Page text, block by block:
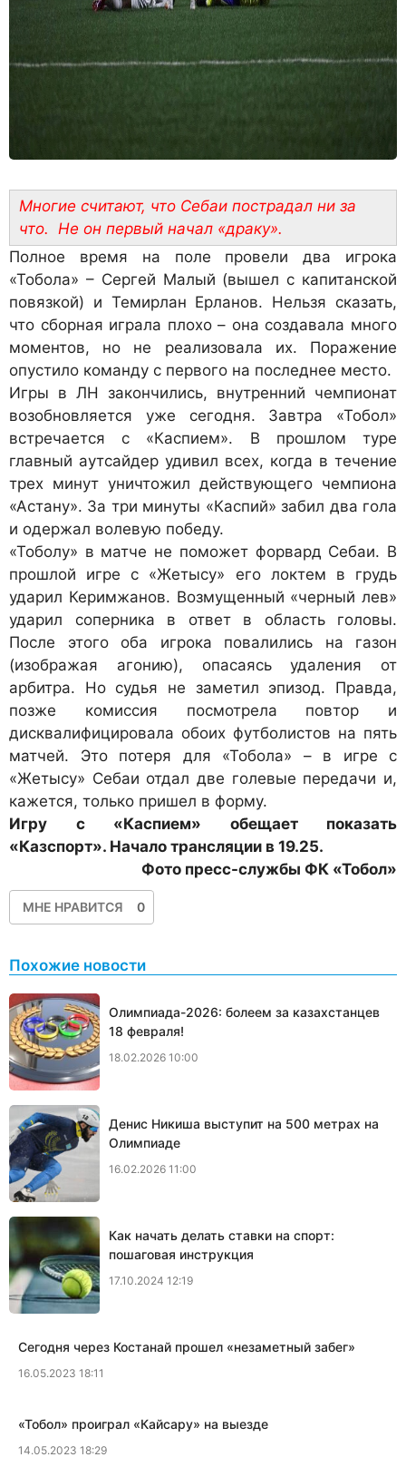
Многие считают, что Себаи пострадал ни за
что. Не он первый начал «драку».
Полное время на поле провели два игрока
«Тобола» – Сергей Малый (вышел с капитанской
повязкой) и Темирлан Ерланов. Нельзя сказать,
что сборная играла плохо – она создавала много
моментов, но не реализовала их. Поражение
опустило команду с первого на последнее место.
Игры в ЛН закончились, внутренний чемпионат
возобновляется уже сегодня. Завтра «Тобол»
встречается с «Каспием». В прошлом туре
главный аутсайдер удивил всех, когда в течение
трех минут уничтожил действующего чемпиона
«Астану». За три минуты «Каспий» забил два гола
и одержал волевую победу.
«Тоболу» в матче не поможет форвард Себаи. В
прошлой игре с «Жетысу» его локтем в грудь
ударил Керимжанов. Возмущенный «черный лев»
ударил соперника в ответ в область головы.
После этого оба игрока повалились на газон
(изображая агонию), опасаясь удаления от
арбитра. Но судья не заметил эпизод. Правда,
позже комиссия посмотрела повтор и
дисквалифицировала обоих футболистов на пять
матчей. Это потеря для «Тобола» – в игре с
«Жетысу» Себаи отдал две голевые передачи и,
кажется, только пришел в форму.
Игру с «Каспием» обещает показать
«Казспорт». Начало трансляции в 19.25.
Фото пресс-службы ФК «Тобол»
МНЕ НРАВИТСЯ 0
Похожие новости
Олимпиада-2026: болеем за казахстанцев
18 февраля!
18.02.2026 10:00
Денис Никиша выступит на 500 метрах на
Олимпиаде
16.02.2026 11:00
Как начать делать ставки на спорт:
пошаговая инструкция
17.10.2024 12:19
Сегодня через Костанай прошел «незаметный забег»
16.05.2023 18:11
«Тобол» проиграл «Кайсару» на выезде
14.05.2023 18:29